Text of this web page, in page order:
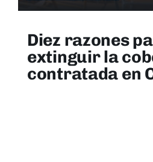
Diez razones
extinguir la
contratada en